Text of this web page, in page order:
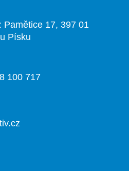
Pamětice 17, 397 01
Písku
100 717